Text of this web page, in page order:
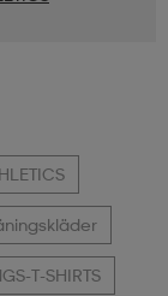
T-SHIRTS